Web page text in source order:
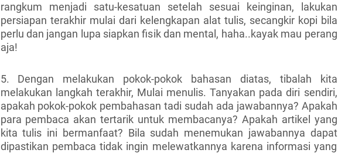
rangkum menjadi satu-kesatuan setelah sesuai keinginan, lakukan
persiapan terakhir mulai dari kelengkapan alat tulis, secangkir kopi bila
perlu dan jangan lupa siapkan fisik dan mental, haha..kayak mau perang
aja!
5. Dengan melakukan pokok-pokok bahasan diatas, tibalah kita
melakukan langkah terakhir, Mulai menulis. Tanyakan pada diri sendiri,
apakah pokok-pokok pembahasan tadi sudah ada jawabannya? Apakah
para pembaca akan tertarik untuk membacanya? Apakah artikel yang
kita tulis ini bermanfaat? Bila sudah menemukan jawabannya dapat
dipastikan pembaca tidak ingin melewatkannya karena informasi yang